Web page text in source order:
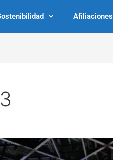
Afiliaciones